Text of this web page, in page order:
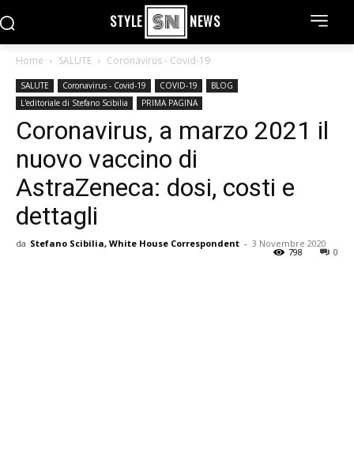
STYLE NEWS
Home SALUTE Coronavirus - Covid-19
SALUTE Coronavirus - Covid-19 COVID-19
BLOG
L'editoriale di Stefano Scibilia
PRIMA PAGINA
Coronavirus, a marzo 2021 il
nuovo vaccino di
AstraZeneca: dosi, costi e
dettagli
da Stefano Scibilia, White House Correspondent - 3 Novembre 2020
0
798